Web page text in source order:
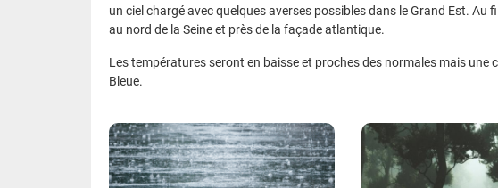
un ciel chargé avec quelques averses possibles dans le Grand Est. Au
au nord de la Seine et près de la façade atlantique.
Les températures seront en baisse et proches des normales mais une
Bleue.